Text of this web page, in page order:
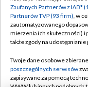
Emisja w TVP
Centrum informacji
Naziemna Telewizja
Rada Programowa
System NOS
Zaufanych Partnerów z IAB*
Partnerów TVP (93 firm), w
zautomatyzowanego
mierzenia ich skuteczności) i
także zgody na
Twoje dane osobowe
poszczególnych serwisów
zapisywane za pomocą